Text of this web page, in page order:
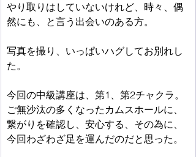
やり取りはしていないけれど、時々、偶
然にも、と言う出会いのある方。
写真を撮り、いっぱいハグしてお別れし
た。
今回の中級講座は、第1、第2チャクラ。
ご無沙汰の多くなったカムスホールに、
繋がりを確認し、安心する、その為に、
今回わざわざ足を運んだのだと思った。